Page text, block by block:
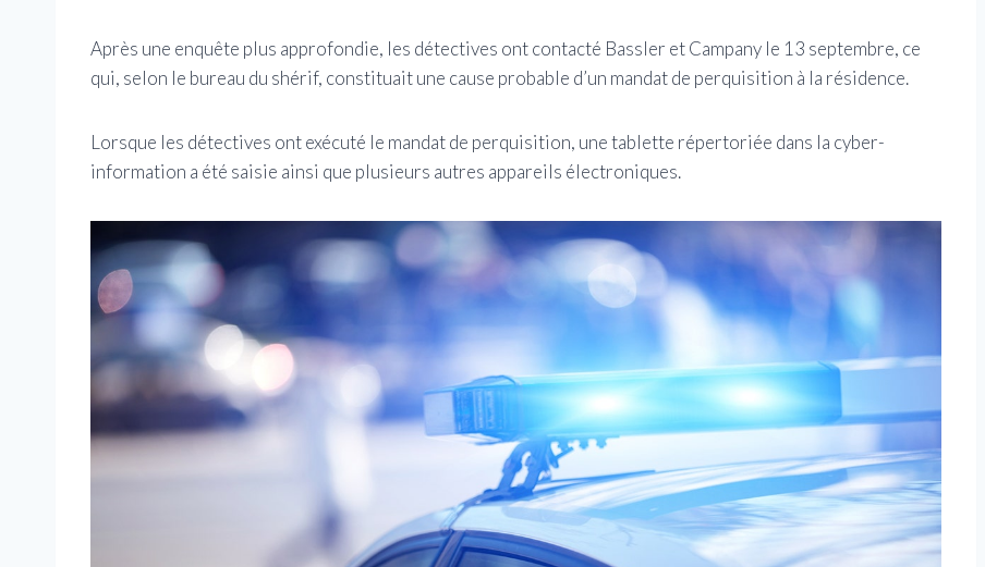
Après une enquête plus approfondie, les détectives ont contacté Bassler et Campany le 13 septembre, ce
qui, selon le bureau du shérif, constituait une cause probable d’un mandat de perquisition à la résidence.
Lorsque les détectives ont exécuté le mandat de perquisition, une tablette répertoriée dans la cyber-
information a été saisie ainsi que plusieurs autres appareils électroniques.